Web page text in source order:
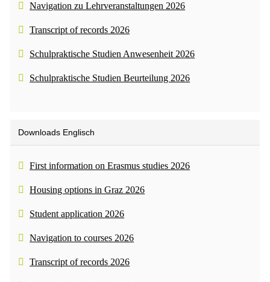
Navigation zu Lehrveranstaltungen 2026
Transcript of records 2026
Schulpraktische Studien Anwesenheit 2026
Schulpraktische Studien Beurteilung 2026
Downloads Englisch
First information on Erasmus studies 2026
Housing options in Graz 2026
Student application 2026
Navigation to courses 2026
Transcript of records 2026